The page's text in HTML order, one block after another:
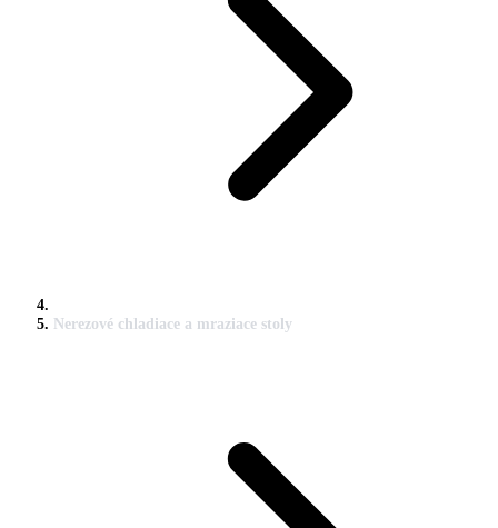
Nerezové chladiace a mraziace stoly